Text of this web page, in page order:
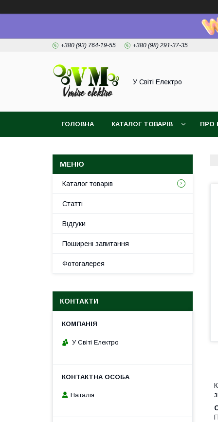
+380 (93) 764-19-55 +380 (98) 291-37-35
У Світі Електро
ГОЛОВНА КАТАЛОГ ТОВАРІВ ПРО
Каталог товарів
Статті
Відгуки
Поширені запитання
Фотогалерея
КОНТАКТИ
У Світі Електро
Наталія